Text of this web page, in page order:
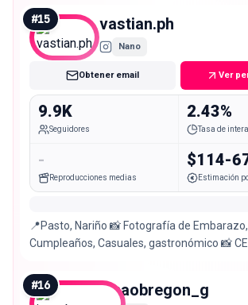
#15 vastian.ph
Nano
Obtener email Ver
9.9K
Seguidores
2.43%
Tasa de
-
Reproducciones medias
$114-
Estimación
📍Pasto, Nariño 📸 Fotografía de
Cumpleaños, Casuales, gastronómico 📸
#16 janaobregon_g